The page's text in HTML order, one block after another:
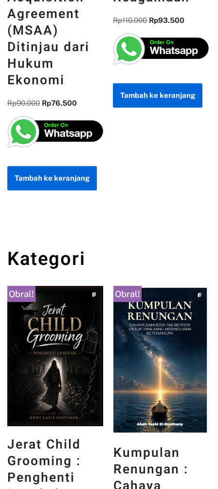
Settlement
and
Acquisition
Agreement
(MSAA)
Hukum
Ekonomi
Rp110.000 Rp93.500
Tambah ke keranjang
Kategori
Obral! Obral!